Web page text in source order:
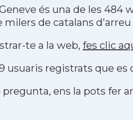
és una de les 484
milers de catalans
te a la web, fes clic
usuaris registrats que
pregunta, ens la pots fer